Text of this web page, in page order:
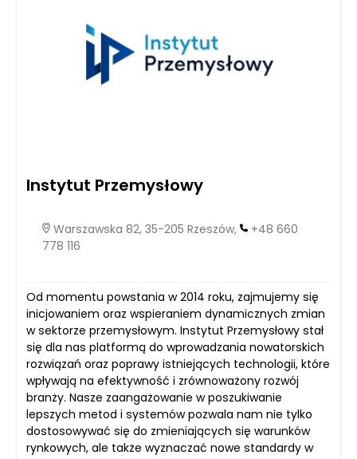
Instytut Przemysłowy
Warszawska 82, 35-205 Rzeszów,
+48 660
778 116
Od momentu powstania w 2014 roku, zajmujemy się
inicjowaniem oraz wspieraniem dynamicznych zmian
w sektorze przemysłowym. Instytut Przemysłowy stał
się dla nas platformą do wprowadzania nowatorskich
rozwiązań oraz poprawy istniejących technologii, które
wpływają na efektywność i zrównoważony rozwój
branży. Nasze zaangażowanie w poszukiwanie
lepszych metod i systemów pozwala nam nie tylko
dostosowywać się do zmieniających się warunków
rynkowych, ale także wyznaczać nowe standardy w